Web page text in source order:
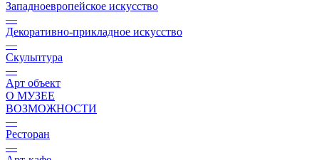
Западноевропейское искусство
—
Декоративно-прикладное искусство
—
Скульптура
—
Арт объект
О МУЗЕЕ
ВОЗМОЖНОСТИ
—
Ресторан
—